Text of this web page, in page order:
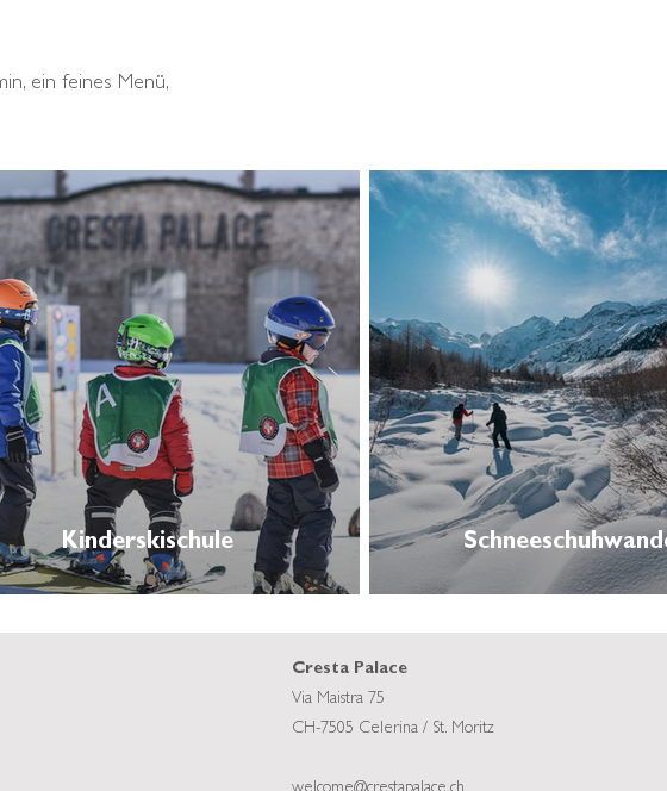
ein feines Menü,
Kinderskischule
Cresta Palace
Via Maistra 75
CH-7505 Celerina / St. Moritz